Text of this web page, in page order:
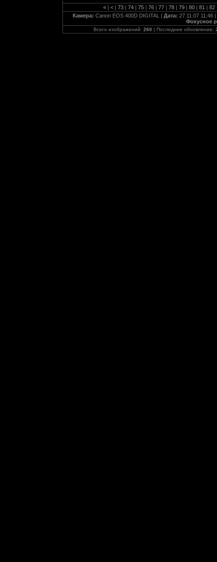
« | < | 73 | 74 | 75 | 76 | 77 | 78 | 79 | 80 | 81 | 82
Камера: Canon EOS 400D DIGITAL | Дата: 27.11.07 11:46 |
Фокусное
Всего изображений: 260 | Последнее обновление: